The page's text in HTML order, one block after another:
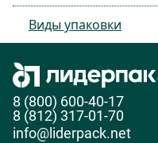
Виды упаковки
8 (800) 600-40-17
8 (812) 317-01-70
info@liderpack.net